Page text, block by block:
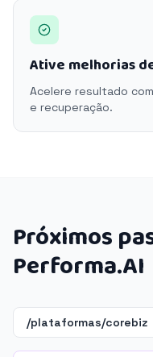
Ative melhorias
Acelere resultado
e recuperação.
Próximos
Performa.AI
/plataformas/corebiz